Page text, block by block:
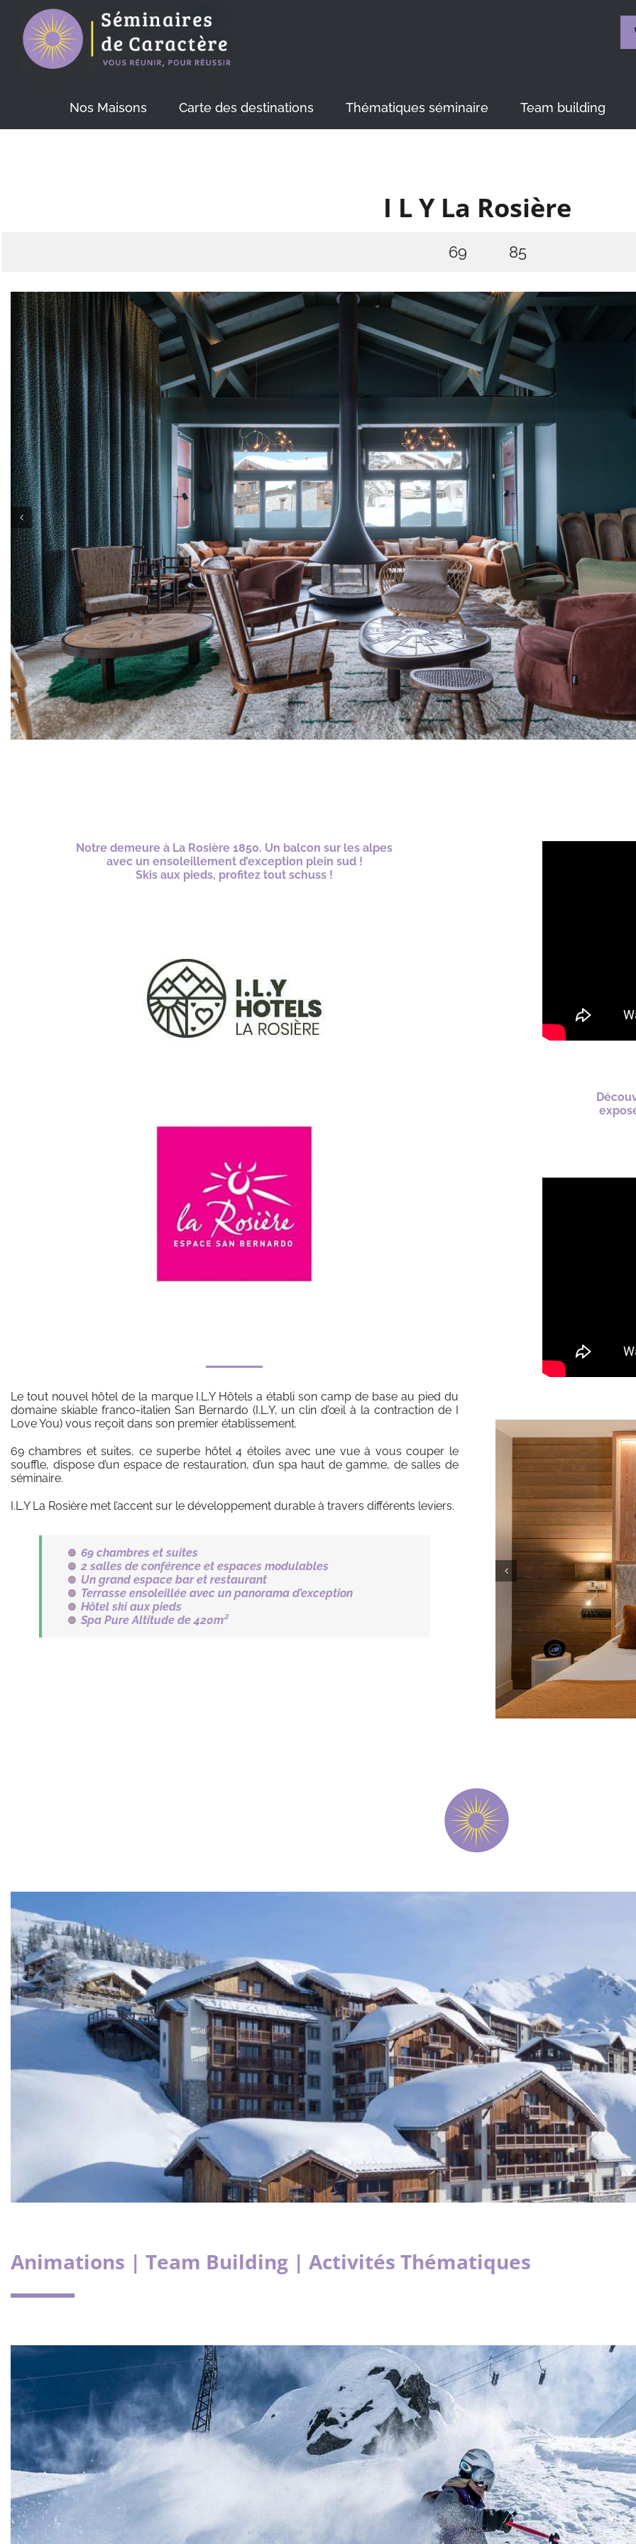
content
Nos Maisons Carte des destinations Thématiques séminaire Team building
I L Y La Rosière
69 85
Notre demeure à La Rosière 1850. Un balcon sur les alpes
avec un ensoleillement d’exception plein sud !
Skis aux pieds, profitez tout schuss !
Le tout nouvel hôtel de la marque I.L.Y Hôtels a établi son camp de base au pied du
domaine skiable franco-italien San Bernardo (I.L.Y, un clin d’œil à la contraction de I
Love You) vous reçoit dans son premier établissement.
69 chambres et suites, ce superbe hôtel 4 étoiles avec une vue à vous couper le
souffle, dispose d’un espace de restauration, d’un spa haut de gamme, de salles de
séminaire.
I.L.Y La Rosière met l’accent sur le développement durable à travers différents leviers.
69 chambres et suites
2 salles de conférence et espaces modulables
Un grand espace bar et restaurant
Terrasse ensoleillée avec un panorama d’exception
Hôtel ski aux pieds
Spa Pure Altitude de 420m²
Animations | Team Building | Activités Thématiques